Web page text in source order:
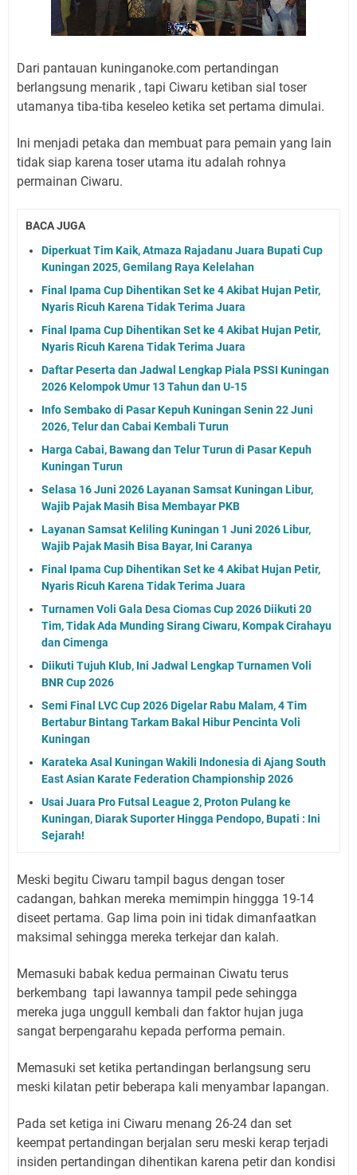
Dari pantauan kuninganoke.com pertandingan
berlangsung menarik , tapi Ciwaru ketiban sial toser
utamanya tiba-tiba keseleo ketika set pertama dimulai.
Ini menjadi petaka dan membuat para pemain yang lain
tidak siap karena toser utama itu adalah rohnya
permainan Ciwaru.
BACA JUGA
Diperkuat Tim Kaik, Atmaza Rajadanu Juara Bupati Cup
Kuningan 2025, Gemilang Raya Kelelahan
Final Ipama Cup Dihentikan Set ke 4 Akibat Hujan Petir,
Nyaris Ricuh Karena Tidak Terima Juara
Final Ipama Cup Dihentikan Set ke 4 Akibat Hujan Petir,
Nyaris Ricuh Karena Tidak Terima Juara
Daftar Peserta dan Jadwal Lengkap Piala PSSI Kuningan
2026 Kelompok Umur 13 Tahun dan U-15
Info Sembako di Pasar Kepuh Kuningan Senin 22 Juni
2026, Telur dan Cabai Kembali Turun
Harga Cabai, Bawang dan Telur Turun di Pasar Kepuh
Kuningan Turun
Selasa 16 Juni 2026 Layanan Samsat Kuningan Libur,
Wajib Pajak Masih Bisa Membayar PKB
Layanan Samsat Keliling Kuningan 1 Juni 2026 Libur,
Wajib Pajak Masih Bisa Bayar, Ini Caranya
Final Ipama Cup Dihentikan Set ke 4 Akibat Hujan Petir,
Nyaris Ricuh Karena Tidak Terima Juara
Turnamen Voli Gala Desa Ciomas Cup 2026 Diikuti 20
Tim, Tidak Ada Munding Sirang Ciwaru, Kompak Cirahayu
dan Cimenga
Diikuti Tujuh Klub, Ini Jadwal Lengkap Turnamen Voli
BNR Cup 2026
Semi Final LVC Cup 2026 Digelar Rabu Malam, 4 Tim
Bertabur Bintang Tarkam Bakal Hibur Pencinta Voli
Kuningan
Karateka Asal Kuningan Wakili Indonesia di Ajang South
East Asian Karate Federation Championship 2026
Usai Juara Pro Futsal League 2, Proton Pulang ke
Kuningan, Diarak Suporter Hingga Pendopo, Bupati : Ini
Sejarah!
Meski begitu Ciwaru tampil bagus dengan toser
cadangan, bahkan mereka memimpin hinggga 19-14
diseet pertama. Gap lima poin ini tidak dimanfaatkan
maksimal sehingga mereka terkejar dan kalah.
Memasuki babak kedua permainan Ciwatu terus
berkembang tapi lawannya tampil pede sehingga
mereka juga unggull kembali dan faktor hujan juga
sangat berpengarahu kepada performa pemain.
Memasuki set ketika pertandingan berlangsung seru
meski kilatan petir beberapa kali menyambar lapangan.
Pada set ketiga ini Ciwaru menang 26-24 dan set
keempat pertandingan berjalan seru meski kerap terjadi
insiden pertandingan dihentikan karena petir dan kondisi